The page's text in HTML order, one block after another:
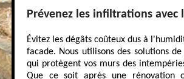
Prévenez les infiltrations avec
Évitez les dégâts coûteux dus à
facade. Nous utilisons des solutions
qui protègent vos murs des
Que ce soit après une rénovation